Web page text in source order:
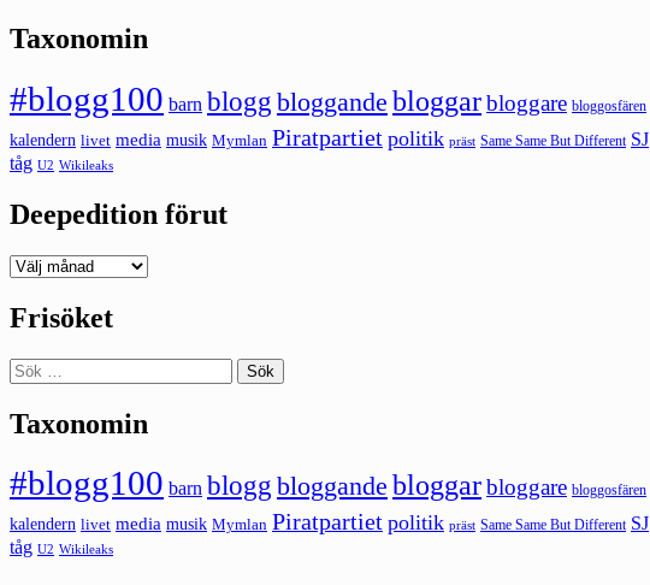
Taxonomin
#blogg100 barn blogg bloggande bloggarbloggare bloggosfären
kalendern livet media musik Mymlan Piratpartiet politik präst Same Same But Different SJ
tåg U2 Wikileaks
Deepedition förut
Deepedition
Frisöket
Sök
efter:
Taxonomin
#blogg100 barn blogg bloggande bloggarbloggare bloggosfären
kalendern livet media musik Mymlan Piratpartiet politik präst Same Same But Different SJ
tåg U2 Wikileaks